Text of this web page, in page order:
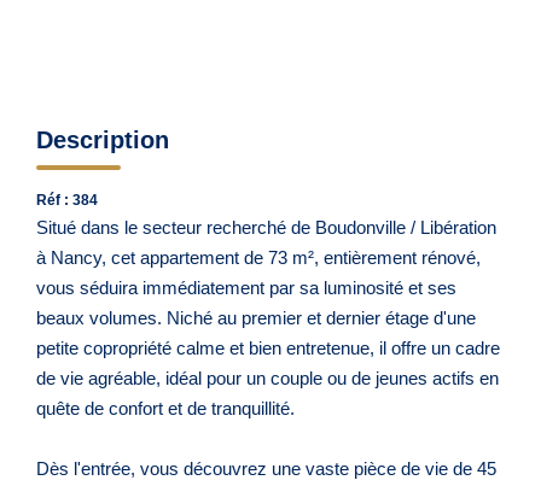
Description
Réf : 384
Situé dans le secteur recherché de Boudonville / Libération
à Nancy, cet appartement de 73 m², entièrement rénové,
vous séduira immédiatement par sa luminosité et ses
beaux volumes. Niché au premier et dernier étage d'une
petite copropriété calme et bien entretenue, il offre un cadre
de vie agréable, idéal pour un couple ou de jeunes actifs en
quête de confort et de tranquillité.
Dès l'entrée, vous découvrez une vaste pièce de vie de 45